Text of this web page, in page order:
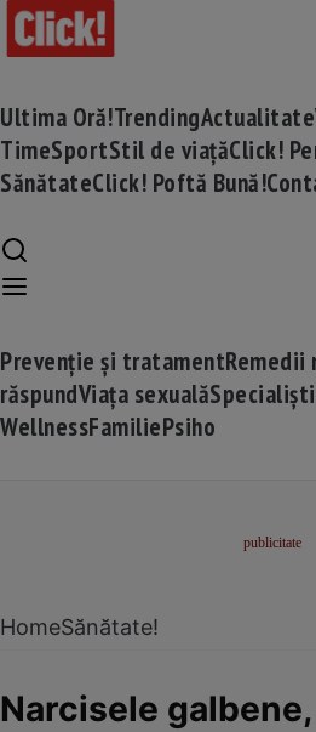
Ultima Oră!TrendingActualitate
TimeSportStil de viațăClick!
SănătateClick! Poftă Bună!
Prevenție și tratament
răspundViața sexualăSpecialiști
WellnessFamiliePsiho
HomeSănătate!
Narcisele